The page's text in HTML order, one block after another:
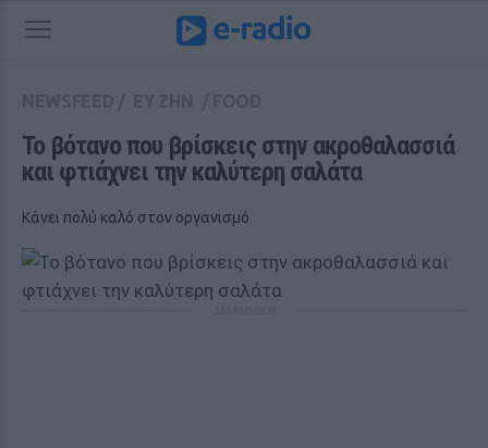
Το βότανο που βρίσκεις στην ακροθαλασσιά
και φτιάχνει την καλύτερη σαλάτα
Κάνει πολύ καλό στον οργανισμό